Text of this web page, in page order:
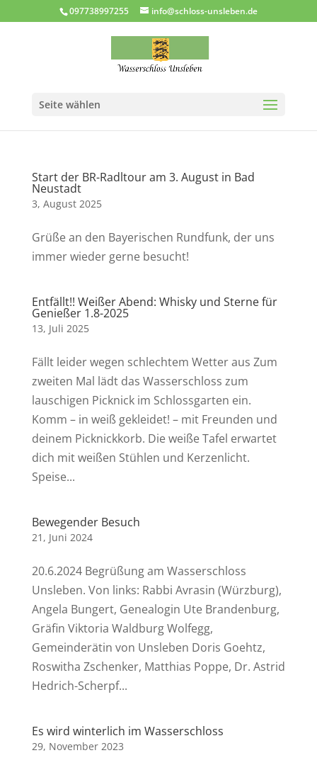
097738997255 info@schloss-unsleben.de
Seite wählen
Start der BR-Radltour am 3. August in Bad
Neustadt
3, August 2025
Grüße an den Bayerischen Rundfunk, der uns
immer wieder gerne besucht!
Entfällt!! Weißer Abend: Whisky und Sterne für
Genießer 1.8-2025
13, Juli 2025
Fällt leider wegen schlechtem Wetter aus Zum
zweiten Mal lädt das Wasserschloss zum
lauschigen Picknick im Schlossgarten ein.
Komm – in weiß gekleidet! – mit Freunden und
deinem Picknickkorb. Die weiße Tafel erwartet
dich mit weißen Stühlen und Kerzenlicht.
Speise...
Bewegender Besuch
21, Juni 2024
20.6.2024 Begrüßung am Wasserschloss
Unsleben. Von links: Rabbi Avrasin (Würzburg),
Angela Bungert, Genealogin Ute Brandenburg,
Gräfin Viktoria Waldburg Wolfegg,
Gemeinderätin von Unsleben Doris Goehtz,
Roswitha Zschenker, Matthias Poppe, Dr. Astrid
Hedrich-Scherpf...
Es wird winterlich im Wasserschloss
29, November 2023